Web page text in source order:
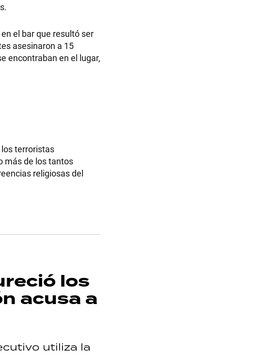
el bar que resultó ser
asesinaron a 15
encontraban en el lugar,
terroristas
más de los tantos
religiosas del
los
acusa a
utiliza la